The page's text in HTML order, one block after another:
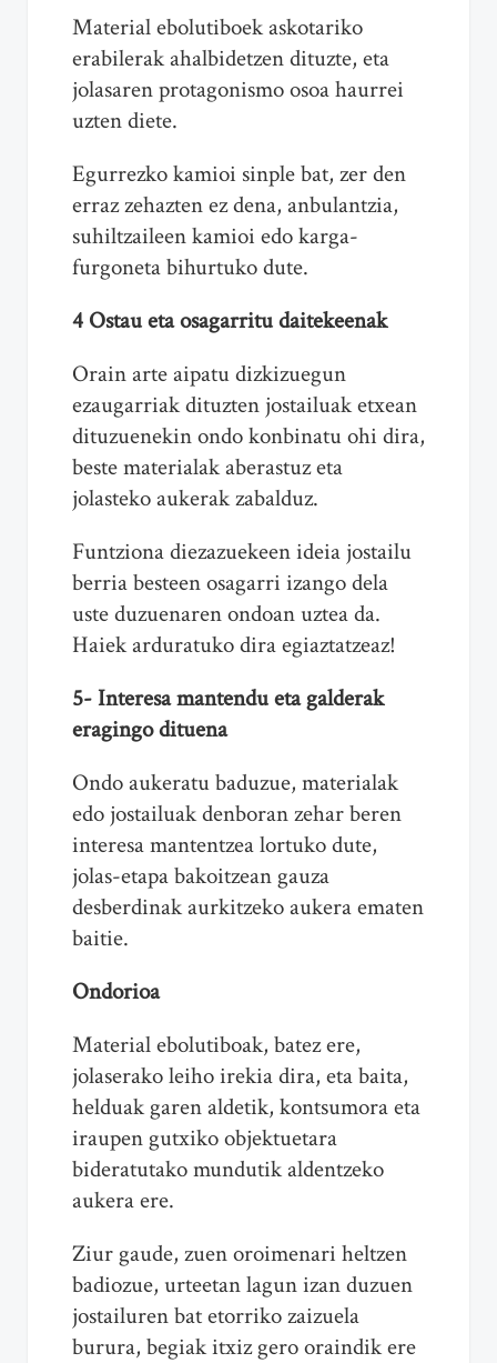
Material ebolutiboek askotariko
erabilerak ahalbidetzen dituzte, eta
jolasaren protagonismo osoa haurrei
uzten diete.
Egurrezko kamioi sinple bat, zer den
erraz zehazten ez dena, anbulantzia,
suhiltzaileen kamioi edo karga-
furgoneta bihurtuko dute.
4 Ostau eta osagarritu daitekeenak
Orain arte aipatu dizkizuegun
ezaugarriak dituzten jostailuak etxean
dituzuenekin ondo konbinatu ohi dira,
beste materialak aberastuz eta
jolasteko aukerak zabalduz.
Funtziona diezazuekeen ideia jostailu
berria besteen osagarri izango dela
uste duzuenaren ondoan uztea da.
Haiek arduratuko dira egiaztatzeaz!
5- Interesa mantendu eta galderak
eragingo dituena
Ondo aukeratu baduzue, materialak
edo jostailuak denboran zehar beren
interesa mantentzea lortuko dute,
jolas-etapa bakoitzean gauza
desberdinak aurkitzeko aukera ematen
baitie.
Ondorioa
Material ebolutiboak, batez ere,
jolaserako leiho irekia dira, eta baita,
helduak garen aldetik, kontsumora eta
iraupen gutxiko objektuetara
bideratutako mundutik aldentzeko
aukera ere.
Ziur gaude, zuen oroimenari heltzen
badiozue, urteetan lagun izan duzuen
jostailuren bat etorriko zaizuela
burura, begiak itxiz gero oraindik ere